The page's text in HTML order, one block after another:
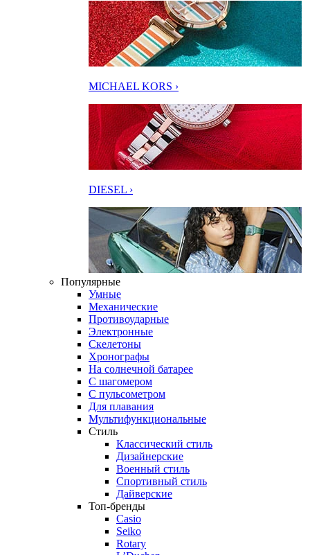
MICHAEL KORS ›
DIESEL ›
Популярные
Умные
Механические
Противоударные
Электронные
Скелетоны
Хронографы
На солнечной батарее
С шагомером
С пульсометром
Для плавания
Мультифункциональные
Стиль
Классический стиль
Дизайнерские
Военный стиль
Спортивный стиль
Дайверские
Топ-бренды
Casio
Seiko
Rotary